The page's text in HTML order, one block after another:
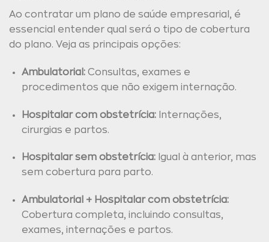
Ao contratar um plano de saúde empresarial, é
essencial entender qual será o tipo de cobertura
do plano. Veja as principais opções:
Ambulatorial:Consultas, exames e
procedimentos que não exigem internação.
Hospitalar com obstetrícia:Internações,
cirurgias e partos.
Hospitalar sem obstetrícia:Igual à anterior, mas
sem cobertura para parto.
Ambulatorial + Hospitalar com obstetrícia:
Cobertura completa, incluindo consultas,
exames, internações e partos.